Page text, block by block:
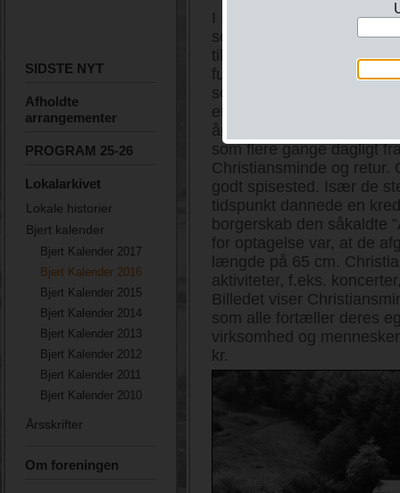
SIDSTE NYT
Afholdte
arrangementer
PROGRAM 25-26
Lokalarkivet
Lokale historier
Bjert kalender
Bjert Kalender 2017
Bjert Kalender 2016
Bjert Kalender 2015
Bjert Kalender 2014
Bjert Kalender 2013
Bjert Kalender 2012
Bjert Kalender 2011
Bjert Kalender 2010
Årsskrifter
Om foreningen
I 1887 flyttede E. V.
sommerrestaurant
til den vestlige ende af
fungerede den frem til
sommerrestaurant under
et yndet udflugtsmål for
årrække havde
som flere gange dagligt
Christiansminde og retur.
godt spisested. Især de
tidspunkt dannede en
borgerskab den såkaldte
for optagelse var, at de
længde på 65 cm.
aktiviteter, f.eks.
Billedet viser
som alle fortæller deres
virksomhed og
kr.